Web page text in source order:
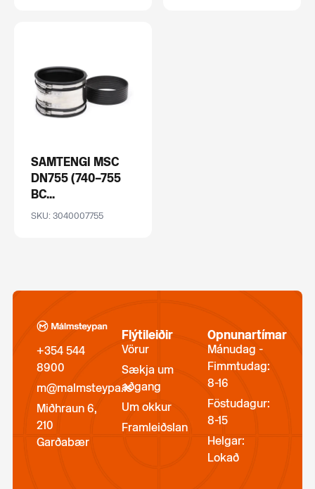
SAMTENGI MSC
DN755 (740–755
BC...
SKU: 3040007755
+354 544
8900
m@malmsteypa.is
Miðhraun 6,
210
Garðabær
Flýtileiðir
Vörur
Sækja um
aðgang
Um okkur
Framleiðslan
Opnunartímar
Mánudag -
Fimmtudag:
8-16
Föstudagur:
8-15
Helgar:
Lokað